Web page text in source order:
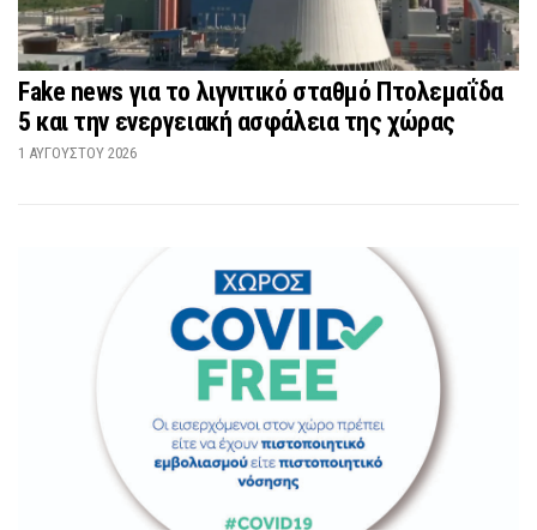
Fake news για το λιγνιτικό σταθμό Πτολεμαΐδα
5 και την ενεργειακή ασφάλεια της χώρας
1 ΑΥΓΟΎΣΤΟΥ 2026